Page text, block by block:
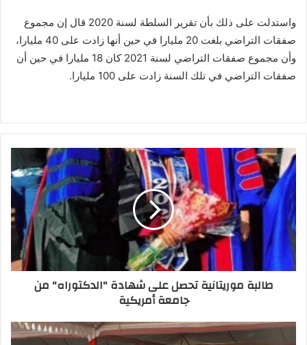
واستدلت على ذلك بأن تقرير السلطة لسنة 2020 قال إن مجموع
صفقات التراضي بلغت 20 مليارا في حين أنها زادت على 40 مليارا،
وأن مجموع صفقات التراضي لسنة 2021 كان 18 مليارا في حين أن
صفقات التراضي في تلك السنة زادت على 100 مليارا.
طالبة موريتانية تحصل على شهادة "الدكتوراه" من
جامعة أمريكية